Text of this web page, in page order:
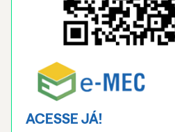
ACESSE JÁ!